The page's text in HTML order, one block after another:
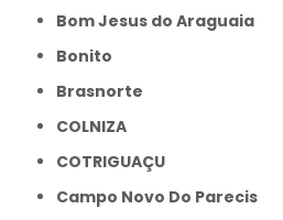
Bom Jesus do Araguaia
Bonito
Brasnorte
COLNIZA
COTRIGUAÇU
Campo Novo Do Parecis